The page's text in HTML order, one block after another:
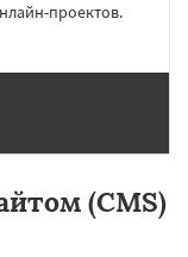
×
проектов.
(CMS)
×